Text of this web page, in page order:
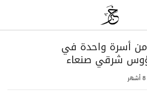
أسرة واحدة في
شرقي صنعاء